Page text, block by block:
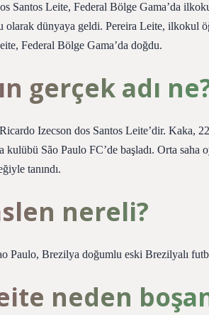
Santos Leite, Federal Bölge Gama’da
olarak dünyaya geldi. Pereira Leite, ilkokul
Federal Bölge Gama’da doğdu.
gerçek adı
Ricardo Izecson dos Santos Leite’dir. Kaka,
São Paulo FC’de başladı. Orta saha
tanındı.
nereli?
Paulo, Brezilya doğumlu eski Brezilyalı
neden